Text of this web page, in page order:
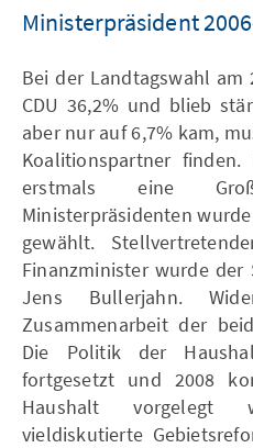
Ministerpräsident
Bei der Landtagswahl am
CDU 36,2% und blieb
aber nur auf 6,7% kam,
Koalitionspartner
erstmals eine
Ministerpräsidenten
gewählt.
Finanzminister wurde der
Jens Bullerjahn.
Zusammenarbeit der
Die Politik der
fortgesetzt und 2008
Haushalt vorgelegt
vieldiskutierte